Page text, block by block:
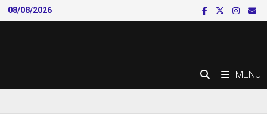
Skip
to
08/08/2026
MENU